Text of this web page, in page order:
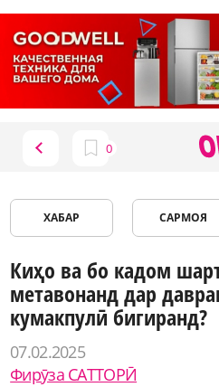
ХАБАР САРМОЯ
Киҳо ва бо кадом
метавонанд дар
кумакпулӣ бигиранд?
07.02.2025
Фирӯза САТТОРӢ